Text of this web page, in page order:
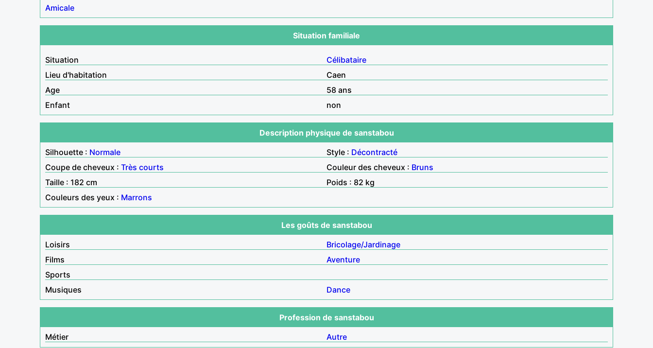
Amicale
Situation familiale
Situation
Célibataire
Lieu d'habitation
Caen
Age
58 ans
Enfant
non
Description physique de sanstabou
Silhouette : Normale Style : Décontracté
Coupe de cheveux : Très courts Couleur des cheveux : Bruns
Taille : 182 cm
Poids : 82 kg
Couleurs des yeux : Marrons
Les goûts de sanstabou
Loisirs
Bricolage/Jardinage
Films
Aventure
Sports
Musiques
Dance
Profession de sanstabou
Métier
Autre